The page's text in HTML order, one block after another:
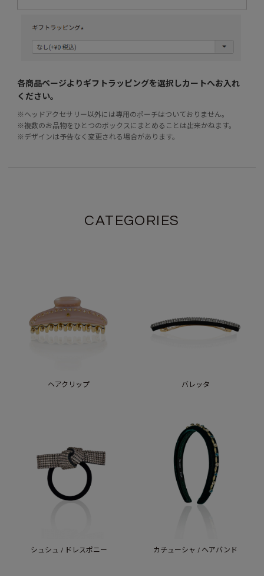
各商品ページよりギフトラッピングを選択しカートへお入れ
ください。
※ヘッドアクセサリー以外には専用のポーチはついておりません。
※複数のお品物をひとつのボックスにまとめることは出来かねます。
※デザインは予告なく変更される場合があります。
CATEGORIES
ヘアクリップ バレッタ
シュシュ / ドレスポニー カチューシャ / ヘアバンド